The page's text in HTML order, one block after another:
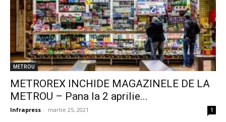
METROU
METROREX INCHIDE MAGAZINELE DE LA
METROU – Pana la 2 aprilie...
Infrapress - martie 25, 2021 1